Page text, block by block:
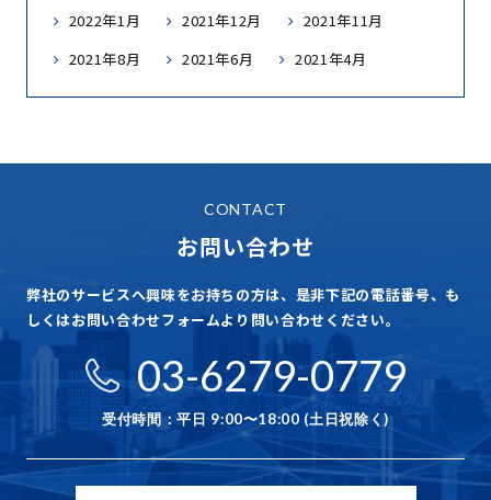
2022年1月
2021年12月
2021年11月
2021年8月
2021年6月 2021年4月
CONTACT
お問い合わせ
弊社のサービスへ興味をお持ちの方は、是非下記の電話番号、も
しくはお問い合わせフォームより問い合わせください。
03-6279-0779
受付時間：平日 9:00〜18:00 (土日祝除く)